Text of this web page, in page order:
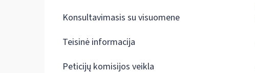
Konsultavimasis su visuomene
Teisinė informacija
Peticijų komisijos veikla